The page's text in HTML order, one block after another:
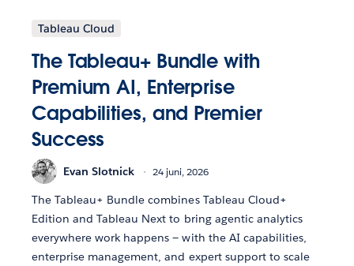
Tableau Cloud
The Tableau+ Bundle with
Premium AI, Enterprise
Capabilities, and Premier
Success
Evan Slotnick 24 juni, 2026
The Tableau+ Bundle combines Tableau Cloud+
Edition and Tableau Next to bring agentic analytics
everywhere work happens — with the AI capabilities,
enterprise management, and expert support to scale